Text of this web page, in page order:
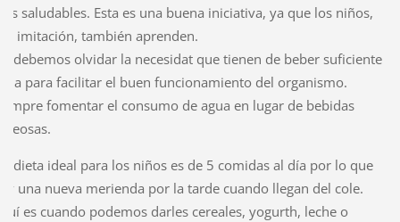
saludables. Esta es una buena iniciativa, ya que los niños,
imitación, también aprenden.
debemos olvidar la necesidat que tienen de beber suficiente
para facilitar el buen funcionamiento del organismo.
fomentar el consumo de agua en lugar de bebidas
dieta ideal para los niños es de 5 comidas al día por lo que
una nueva merienda por la tarde cuando llegan del cole.
es cuando podemos darles cereales, yogurth, leche o